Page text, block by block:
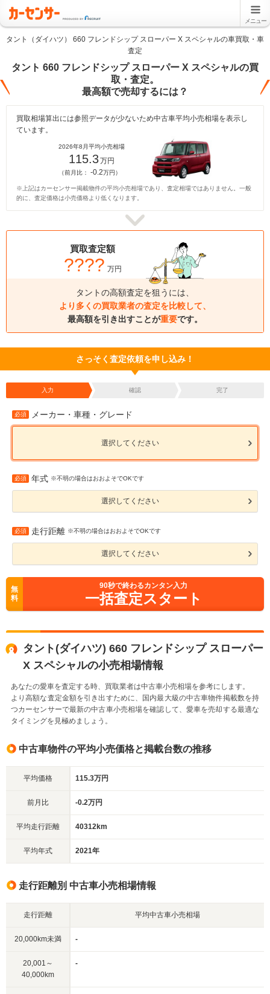
メニュー
タント（ダイハツ） 660 フレンドシップ スローパー X スペシャルの車買取・車
査定
タント 660 フレンドシップ スローパー X スペシャルの買
取・査定。
最高額で売却するには？
買取相場算出には参照データが少ないため中古車平均小売相場を表示し
ています。
2026年8月平均小売相場
115.3万円
（前月比： -0.2万円）
※上記はカーセンサー掲載物件の平均小売相場であり、査定相場ではありません。一般
的に、査定価格は小売価格より低くなります。
買取査定額
???? 万円
タントの高額査定を狙うには、
より多くの買取業者の査定を比較して、
最高額を引き出すことが重要です。
さっそく査定依頼を申し込み！
入力 確認 完了
必須 メーカー・車種・グレード
選択してください
必須 年式 ※不明の場合はおおよそでOKです
選択してください
必須 走行距離 ※不明の場合はおおよそでOKです
選択してください
無
料
90秒で終わるカンタン入力
一括査定スタート
タント(ダイハツ) 660 フレンドシップ スローパー
X スペシャルの小売相場情報
あなたの愛車を査定する時、買取業者は中古車小売相場を参考にします。
より高額な査定金額を引き出すために、国内最大級の中古車物件掲載数を持
つカーセンサーで最新の中古車小売相場を確認して、愛車を売却する最適な
タイミングを見極めましょう。
中古車物件の平均小売価格と掲載台数の推移
平均価格 115.3万円
前月比 -0.2万円
平均走行距離 40312km
平均年式 2021年
走行距離別 中古車小売相場情報
走行距離 平均中古車小売相場
20,000km未満 -
20,001～
40,000km
-